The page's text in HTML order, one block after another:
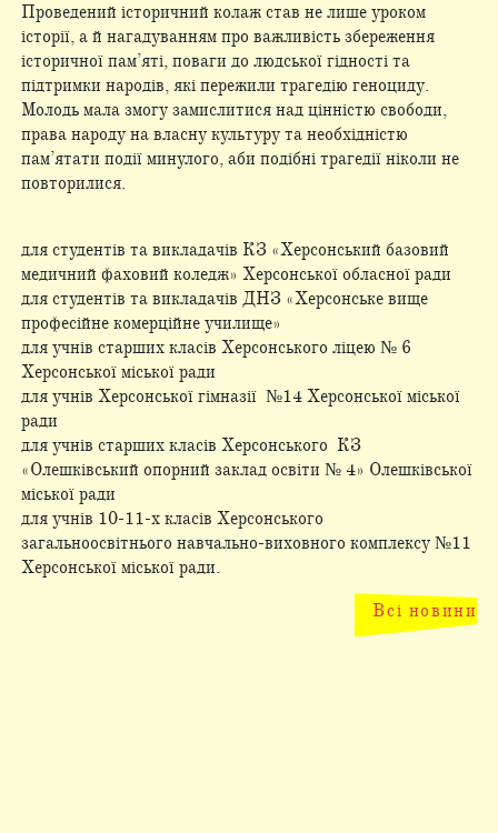
Проведений історичний колаж став не лише уроком
історії, а й нагадуванням про важливість збереження
історичної пам’яті, поваги до людської гідності та
підтримки народів, які пережили трагедію геноциду.
Молодь мала змогу замислитися над цінністю свободи,
права народу на власну культуру та необхідністю
пам’ятати події минулого, аби подібні трагедії ніколи не
повторилися.
для студентів та викладачів КЗ «Херсонський базовий
медичний фаховий коледж» Херсонської обласної ради
для студентів та викладачів ДНЗ «Херсонське вище
професійне комерційне училище»
для учнів старших класів Херсонського ліцею № 6
Херсонської міської ради
для учнів Херсонської гімназії №14 Херсонської міської
ради
для учнів старших класів Херсонського КЗ
«Олешківський опорний заклад освіти № 4» Олешківської
міської ради
для учнів 10-11-х класів Херсонського
загальноосвітнього навчально-виховного комплексу №11
Херсонської міської ради.
Всі новини